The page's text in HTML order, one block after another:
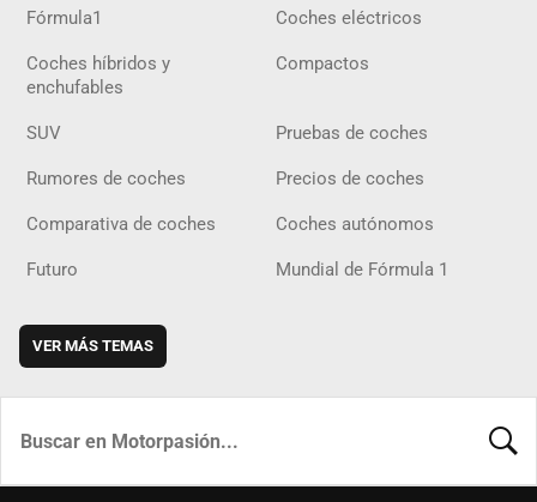
Fórmula1 Coches eléctricos
Coches híbridos y
enchufables
Compactos
SUV Pruebas de coches
Rumores de coches Precios de coches
Comparativa de coches Coches autónomos
Futuro Mundial de Fórmula 1
VER MÁS TEMAS